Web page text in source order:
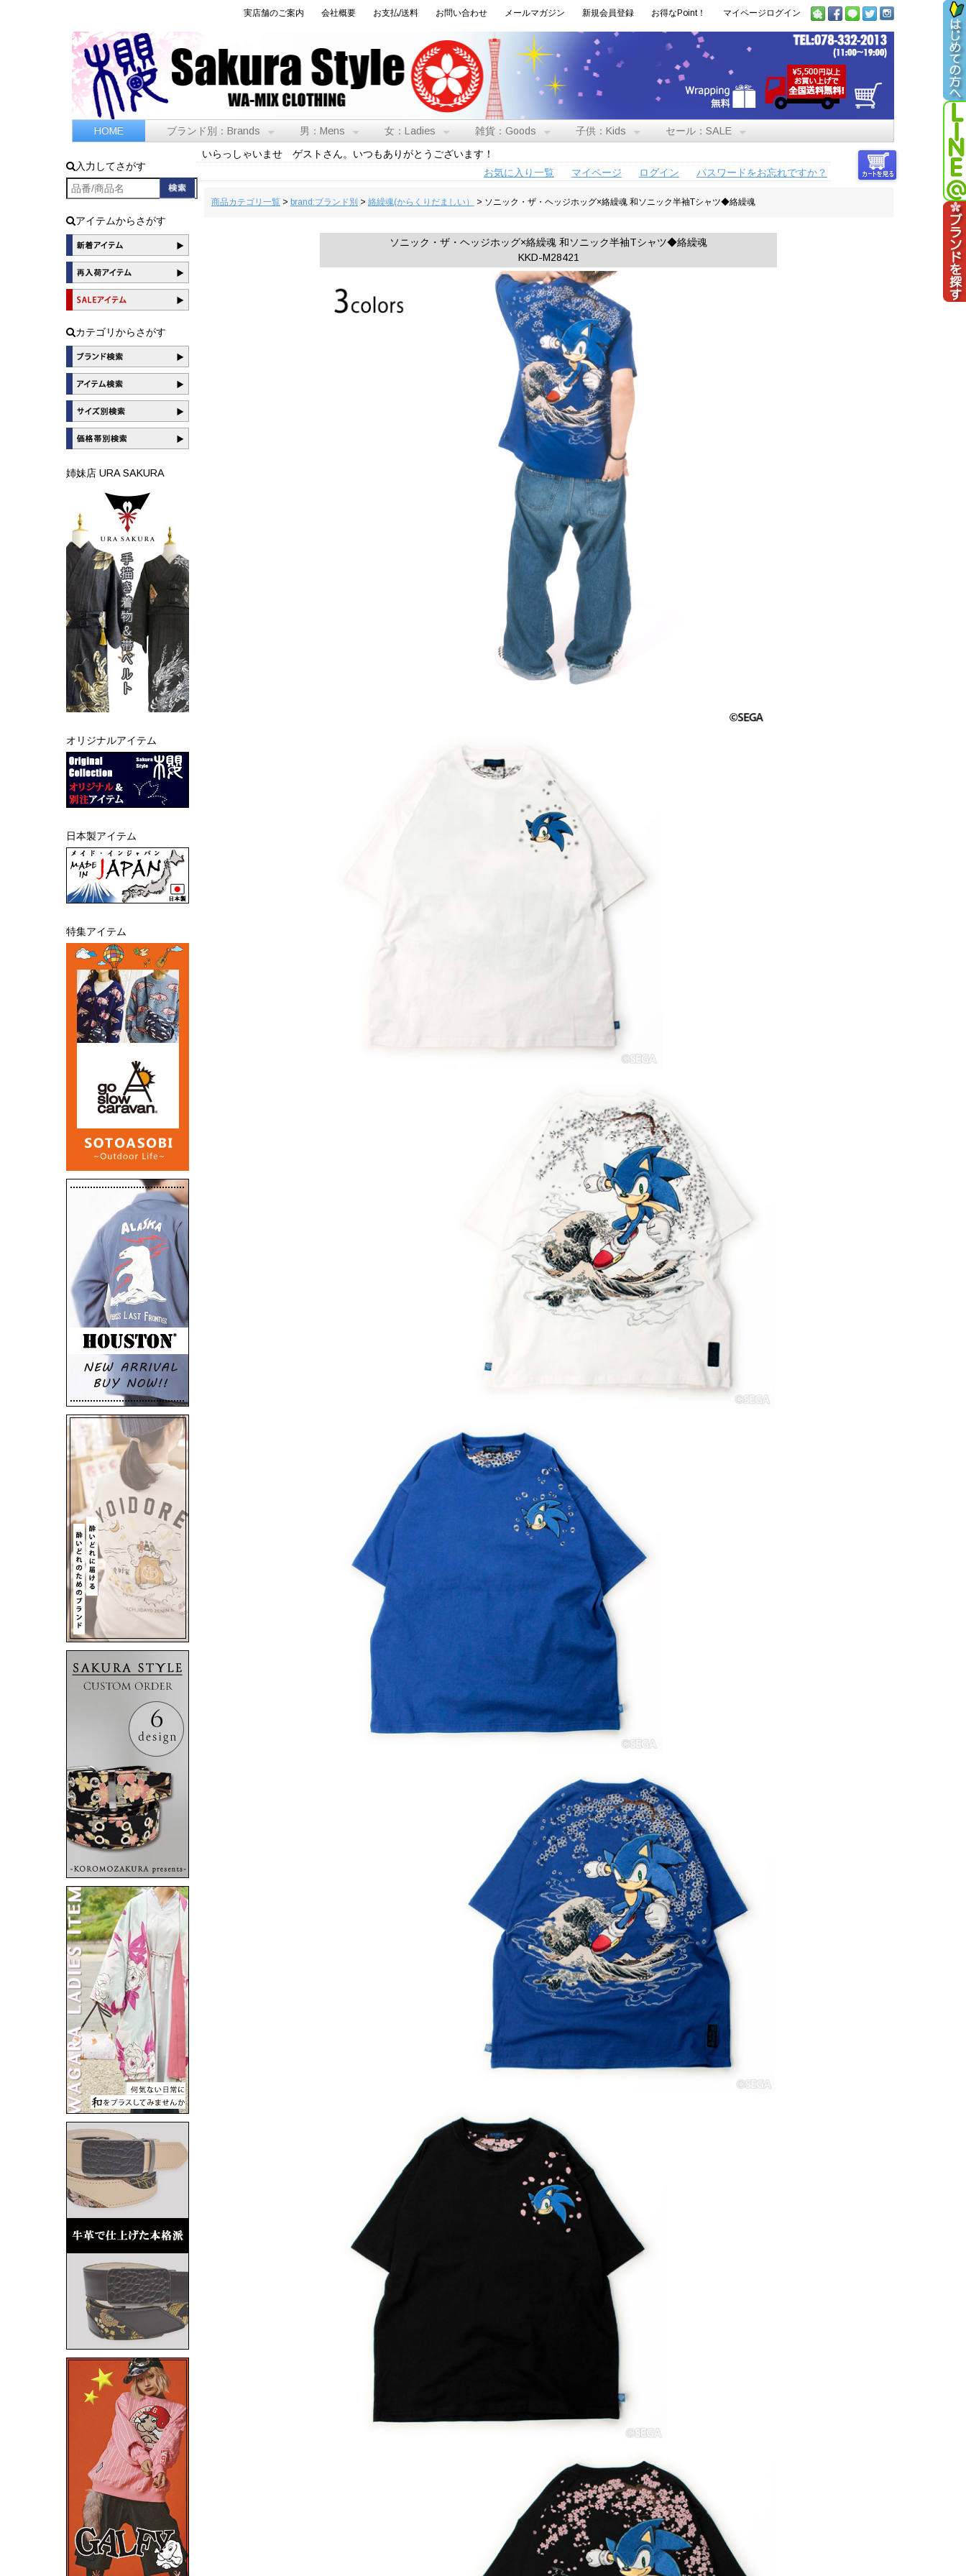
実店舗のご案内 会社概要 お支払/送料 お問い合わせ メールマガジン 新規会員登録 お得なPoint！ マイページログイン
HOME ブランド別：Brands 男：Mens 女：Ladies 雑貨：Goods 子供：Kids セール：SALE
入力してさがす
アイテムからさがす
カテゴリからさがす
姉妹店 URA SAKURA
オリジナルアイテム
日本製アイテム
特集アイテム
いらっしゃいませ ゲストさん。いつもありがとうございます！
お気に入り一覧
マイページ ログイン パスワードをお忘れですか？
商品カテゴリ一覧> brand:ブランド別 > 絡繰魂(からくりだましい） > ソニック・ザ・ヘッジホッグ×絡繰魂 和ソニック半袖Tシャツ◆絡繰魂
ソニック・ザ・ヘッジホッグ×絡繰魂 和ソニック半袖Tシャツ◆絡繰魂
KKD-M28421